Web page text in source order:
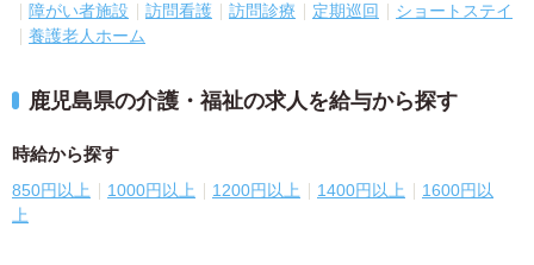
障がい者施設
訪問看護 訪問診療 定期巡回
ショートステイ
養護老人ホーム
鹿児島県の介護・福祉の求人を給与から探す
時給から探す
850円以上 1000円以上 1200円以上 1400円以上
1600円以
上